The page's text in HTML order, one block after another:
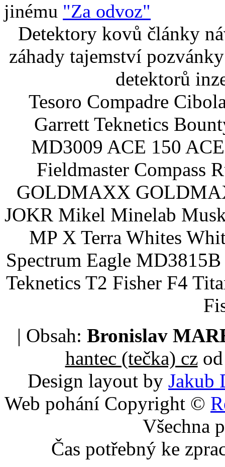
jinému "Za odvoz"
Detektory kovů články
záhady tajemství
detektorů
Tesoro Compadre
Garrett Teknetics
MD3009 ACE 150
Fieldmaster Compass
GOLDMAXX
JOKR Mikel Minelab
MP X Terra Whites
Spectrum Eagle
Teknetics T2 Fisher F4
| Obsah: Bronislav
hantec (tečka) czod
Design layout by Jakub
Web pohání Copyright ©
Všechna
Čas potřebný ke